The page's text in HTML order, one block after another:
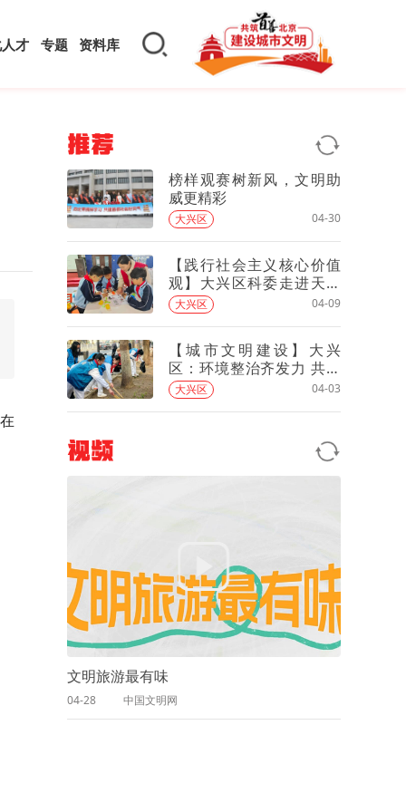
才 专题 资料库
推荐
榜样观赛树新风，文明助
威更精彩
大兴区 04-30
【践行社会主义核心价值
观】大兴区科委走进天普
碳中和科普基地开展教育
实践活动
大兴区 04-09
【城市文明建设】大兴
区：环境整治齐发力 共建
宜居新家园
大兴区 04-03
视频
文明旅游最有味
04-28 中国文明网